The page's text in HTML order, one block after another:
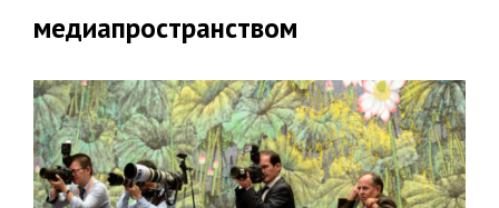
медиапространством